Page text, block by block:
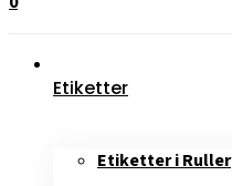
Etiketter
Etiketter i Ruller